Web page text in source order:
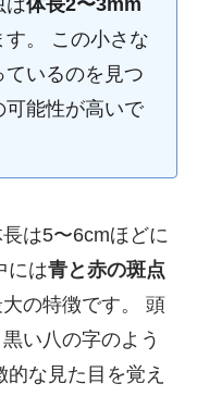
す。 この小さな
いるのを見つ
可能性が高いで
は5〜6cmほどに
には青と赤の斑点
の特徴です。 頭
い八の字のよう
な見た目を覚え